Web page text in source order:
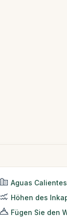
Aguas
Höhen des
Fügen Sie den